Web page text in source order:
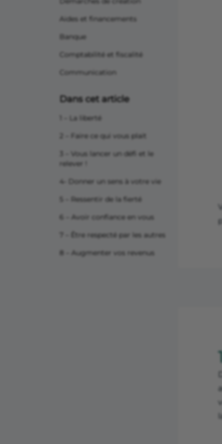
Aides et financements
Banque
Comptabilité et fiscalité
Communication
Dans cet article
1 – La liberté
2 – Faire ce qui vous plait
3 – Vous lancer un défi et le
relever !
4- Donner un sens à votre vie
5 – Ressentir de la fierté
6 – Avoir confiance en vous
7 – Être respecté par les autres
8 – Augmenter vos revenus